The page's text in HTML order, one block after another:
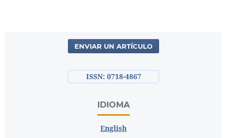
ENVIAR UN ARTÍCULO
ISSN: 0718-4867
IDIOMA
English